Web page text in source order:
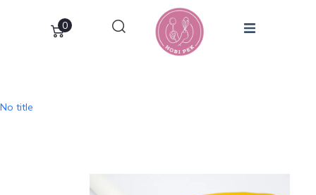
0
No title